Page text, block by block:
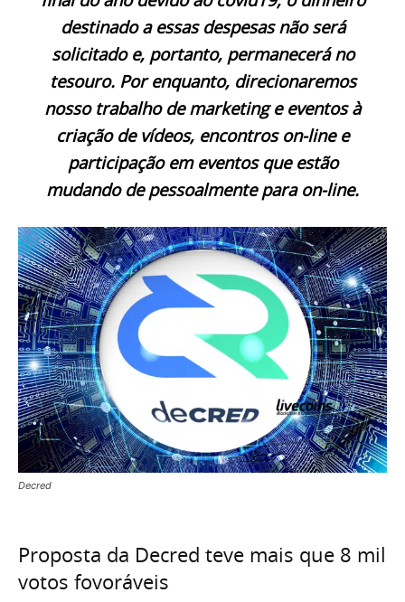
destinado a essas despesas não será
solicitado e, portanto, permanecerá no
tesouro. Por enquanto, direcionaremos
nosso trabalho de marketing e eventos à
criação de vídeos, encontros on-line e
participação em eventos que estão
mudando de pessoalmente para on-line.
Decred
Proposta da Decred teve mais que 8 mil
votos fovoráveis